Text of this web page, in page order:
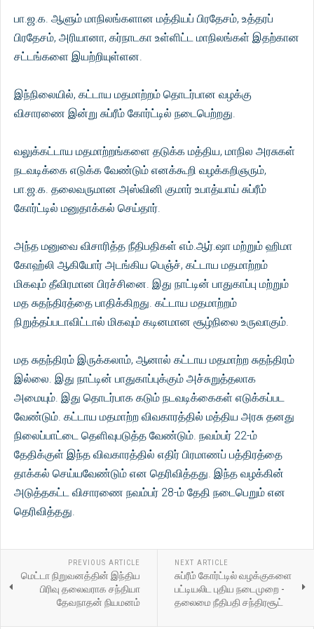
பா.ஜ.க. ஆளும் மாநிலங்களான மத்தியப் பிரதேசம், உத்தரப்
பிரதேசம், அரியானா, கர்நாடகா உள்ளிட்ட மாநிலங்கள் இதற்கான
சட்டங்களை இயற்றியுள்ளன.
இந்நிலையில், கட்டாய மதமாற்றம் தொடர்பான வழக்கு
விசாரணை இன்று சுப்ரீம் கோர்ட்டில் நடைபெற்றது.
வலுக்கட்டாய மதமாற்றங்களை தடுக்க மத்திய, மாநில அரசுகள்
நடவடிக்கை எடுக்க வேண்டும் எனக்கூறி வழக்கறிஞரும்,
பா.ஜ.க. தலைவருமான அஸ்வினி குமார் உபாத்யாய் சுப்ரீம்
கோர்ட்டில் மனுதாக்கல் செய்தார்.
அந்த மனுவை விசாரித்த நீதிபதிகள் எம்.ஆர்.ஷா மற்றும் ஹிமா
கோஹ்லி ஆகியோர் அடங்கிய பெஞ்ச், கட்டாய மதமாற்றம்
மிகவும் தீவிரமான பிரச்சினை. இது நாட்டின் பாதுகாப்பு மற்றும்
மத சுதந்திரத்தை பாதிக்கிறது. கட்டாய மதமாற்றம்
நிறுத்தப்படாவிட்டால் மிகவும் கடினமான சூழ்நிலை உருவாகும்.
மத சுதந்திரம் இருக்கலாம், ஆனால் கட்டாய மதமாற்ற சுதந்திரம்
இல்லை. இது நாட்டின் பாதுகாப்புக்கும் அச்சுறுத்தலாக
அமையும். இது தொடர்பாக கடும் நடவடிக்கைகள் எடுக்கப்பட
வேண்டும். கட்டாய மதமாற்ற விவகாரத்தில் மத்திய அரசு தனது
நிலைப்பாட்டை தெளிவுபடுத்த வேண்டும். நவம்பர் 22-ம்
தேதிக்குள் இந்த விவகாரத்தில் எதிர் பிரமாணப் பத்திரத்தை
தாக்கல் செய்யவேண்டும் என தெரிவித்தது. இந்த வழக்கின்
அடுத்தகட்ட விசாரணை நவம்பர் 28-ம் தேதி நடைபெறும் என
தெரிவித்தது.
PREVIOUS ARTICLE
மெட்டா நிறுவனத்தின் இந்திய
பிரிவு தலைவராக சந்தியா
தேவநாதன் நியமனம்
NEXT ARTICLE
சுப்ரீம் கோர்ட்டில் வழக்குகளை
பட்டியலிட புதிய நடைமுறை -
தலைமை நீதிபதி சந்திரசூட்